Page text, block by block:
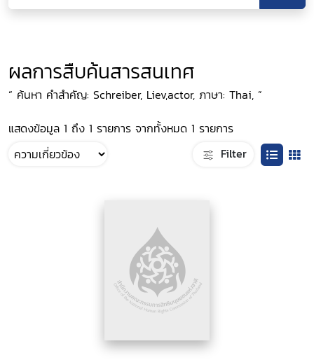
ผลการสืบค้นสารสนเทศ
“ ค้นหา คำสำคัญ: Schreiber, Liev,actor, ภาษา: Thai, ”
แสดงข้อมูล 1 ถึง 1 รายการ จากทั้งหมด 1 รายการ
Filter